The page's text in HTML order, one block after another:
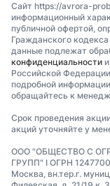
Сайт https://avrora-
информационный
публичной офертой,
Гражданского
данные подлежат
конфиденциальности
Российской
подробной
обращайтесь к
Срок проведения
акций уточняйте у
ООО "ОБЩЕСТВО С
ГРУПП" I ОГРН
Москва, вн.тер.г.